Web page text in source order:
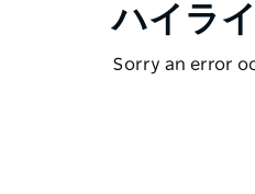
ハイラ
Sorry an error